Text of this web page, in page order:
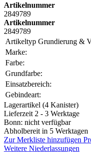
Artikelnummer
2849789
Artikelnummer
2849789
Artikeltyp Grundierung &
Marke:
Farbe:
Grundfarbe:
Einsatzbereich:
Gebindeart:
Lagerartikel (4 Kanister)
Lieferzeit 2 - 3 Werktage
Bonn: nicht verfügbar
Abholbereit in 5 Werktagen
Zur Merkliste hinzufügen
Weitere Niederlassungen